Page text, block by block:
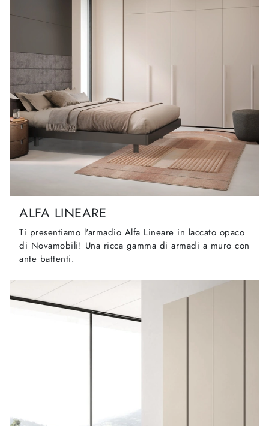
ALFA LINEARE
Ti presentiamo l'armadio Alfa Lineare in laccato opaco
di Novamobili! Una ricca gamma di armadi a muro con
ante battenti.